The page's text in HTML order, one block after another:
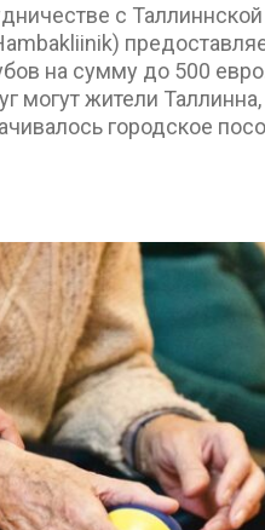
с Таллиннской
на сумму до 500 евро.
могут жители
городское